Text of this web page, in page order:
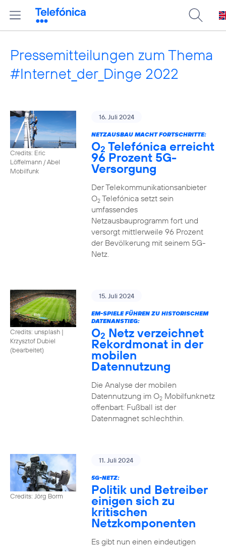
Pressemitteilungen zum Thema
#Internet_der_Dinge 2022
Credits: Eric
Löffelmann / Abel
Mobilfunk
16. Juli 2024
NETZAUSBAU MACHT FORTSCHRITTE:
O2 Telefónica erreicht
96 Prozent 5G-
Versorgung
Der Telekommunikationsanbieter
O2Telefónica setzt sein
umfassendes
Netzausbauprogramm fort und
versorgt mittlerweile 96 Prozent
der Bevölkerung mit seinem 5G-
Netz.
Credits: unsplash |
Krzysztof Dubiel
(bearbeitet)
15. Juli 2024
EM-SPIELE FÜHREN ZU HISTORISCHEM
DATENANSTIEG:
O2 Netz verzeichnet
Rekordmonat in der
mobilen
Datennutzung
Die Analyse der mobilen
Datennutzung im O2Mobilfunknetz
offenbart: Fußball ist der
Datenmagnet schlechthin.
Credits: Jörg Borm
11. Juli 2024
5G-NETZ:
Politik und Betreiber
einigen sich zu
kritischen
Netzkomponenten
Es gibt nun einen eindeutigen